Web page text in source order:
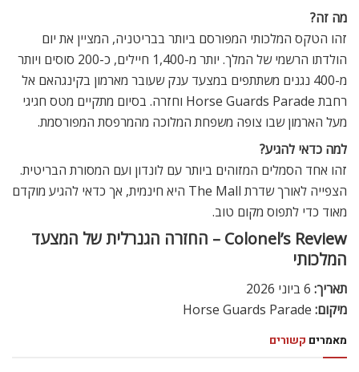
מה זה?
זהו הטקס המלכותי המפורסם ביותר בבריטניה, המציין את יום
הולדתו הרשמי של המלך. יותר מ-1,400 חיילים, כ-200 סוסים ויותר
מ-400 נגנים משתתפים במצעד ענק שעובר מארמון בקינגהאם אל
רחבת Horse Guards Parade וחזרה. בסיום מתקיים מטס חגיגי
מעל הארמון שבו צופה משפחת המלוכה מהמרפסת המפורסמת.
למה כדאי להגיע?
זהו אחד הסמלים המזוהים ביותר עם לונדון ועם המסורת הבריטית.
הצפייה לאורך שדרת The Mall היא חינמית, אך כדאי להגיע מוקדם
מאוד כדי לתפוס מקום טוב.
Colonel’s Review – החזרה הגנרלית של המצעד
המלכותי
תאריך:
מיקום:
מאמרים קשורים